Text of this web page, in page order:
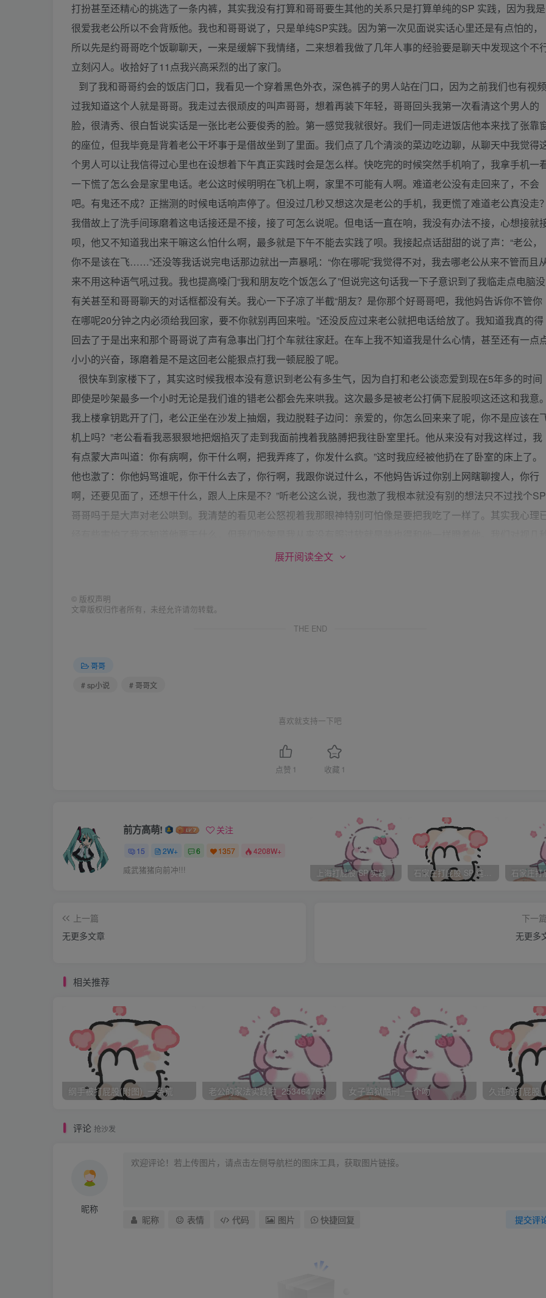
打扮甚至还精心的挑选了一条内裤，其实我没有打算和哥哥要生其他的关系只是打算单纯的SP 实践，因为我是
很爱我老公所以不会背叛他。我也和哥哥说了，只是单纯SP实践。因为第一次见面说实话心里还是有点怕的，
所以先是约哥哥吃个饭聊聊天，一来是缓解下我情绪，二来想着我做了几年人事的经验要是聊天中发现这个不
立刻闪人。收拾好了11点我兴高采烈的出了家门。
到了我和哥哥约会的饭店门口，我看见一个穿着黑色外衣，深色裤子的男人站在门口，因为之前我们也有视频
过我知道这个人就是哥哥。我走过去很顽皮的叫声哥哥，想着再装下年轻，哥哥回头我第一次看清这个男人的
脸，很清秀、很白皙说实话是一张比老公要俊秀的脸。第一感觉我就很好。我们一同走进饭店他本来找了张靠
的座位，但我毕竟是背着老公干坏事于是借故坐到了里面。我们点了几个清淡的菜边吃边聊，从聊天中我觉得
个男人可以让我信得过心里也在设想着下午真正实践时会是怎么样。快吃完的时候突然手机响了，我拿手机一
一下慌了怎么会是家里电话。老公这时候明明在飞机上啊，家里不可能有人啊。难道老公没有走回来了，不会
吧。有鬼还不成？正揣测的时候电话响声停了。但没过几秒又想这次是老公的手机，我更慌了难道老公真没走？
我借故上了洗手间琢磨着这电话接还是不接，接了可怎么说呢。但电话一直在响，我没有办法不接，心想接就
呗，他又不知道我出来干嘛这么怕什么啊，最多就是下午不能去实践了呗。我接起点话甜甜的说了声：“老公，
你不是该在飞……”还没等我话说完电话那边就出一声暴吼：“你在哪呢”我觉得不对，我去哪老公从来不管而且
来不用这种语气吼过我。我也提高嗓门“我和朋友吃个饭怎么了”但说完这句话我一下子意识到了我临走点电脑没
有关甚至和哥哥聊天的对话框都没有关。我心一下子凉了半截“朋友？是你那个好哥哥吧，我他妈告诉你不管你
在哪呢20分钟之内必须给我回家，要不你就别再回来啦。”还没反应过来老公就把电话给放了。我知道我真的得
回去了于是出来和那个哥哥说了声有急事出门打个车就往家赶。在车上我不知道我是什么心情，甚至还有一点
小小的兴奋，琢磨着是不是这回老公能狠点打我一顿屁股了呢。
很快车到家楼下了，其实这时候我根本没有意识到老公有多生气，因为自打和老公谈恋爱到现在5年多的时间
即使是吵架最多一个小时无论是我们谁的错老公都会先来哄我。这次最多是被老公打俩下屁股呗这还这和我意。
我上楼拿钥匙开了门，老公正坐在沙发上抽烟，我边脱鞋子边问：亲爱的，你怎么回来来了呢，你不是应该在
机上吗？”老公看看我恶狠狠地把烟掐灭了走到我面前拽着我胳膊把我往卧室里托。他从来没有对我这样过，我
有点蒙大声叫道：你有病啊，你干什么啊，把我弄疼了，你发什么疯。”这时我应经被他扔在了卧室的床上了。
他也激了：你他妈骂谁呢，你干什么去了，你行啊，我跟你说过什么，不他妈告诉过你别上网瞎聊搜人，你行
啊，还要见面了，还想干什么，跟人上床是不？”听老公这么说，我也激了我根本就没有别的想法只不过找个SP
哥哥吗于是大声对老公哄到。我清楚的看见老公怒视着我那眼神特别可怕像是要把我吃了一样了。其实我心理
钟我知道这回他是真生气了，准备起身先遛等他气消了再说，我刚从床上起来老公一把拽住我又把我扔在了床
屁股打烂了我就不是你老公，我让你再敢给我乱认哥哥，让你在跟别人瞎扯。”我还没有反映过来呢整个人就被
老公扣在床上了，双手被老公按再背后想动都动不了，裤子硬生生的被老公拽下来露出白白的屁股就是这个时
候，我还没有认识到事情的严重，甚至还想着这回能正体会一把什么叫真正的SP了。反正老公发完货就能哄
带抽我。“老公轻点，这个疼咱先换迟子行不，这个太疼了”“疼？你也知道疼？你不就是要疼吗？我今天就让你尝
尝什么叫疼。”接着皮带一下接一下的抽下来，疼的我腿一直在不停的乱蹬。手被老公死死的按着想去挡根本动
正真体会到原来下狠手打是这么疼，我根本受不了“别打了我，受不了了，老公别打了。”“你说我对你多好，在家
你说怎么的就怎么的，你想干什么就干什么你还去给我找什么好哥哥，你行啊，你不就是找打吗，我今天就好好
满足你。老公手里的皮带还是一下接一下的往我屁股上抽，这时我这感觉受不了了，屁股死命的晃动试图想躲下
了一大片。老公什么也没说自己点了跟烟在窗墙抽。这时我才体会到原来我一直渴望的被狠狠的竟然是这种感
觉，我真的受不了了。本来我以为这就结束了，但老公抽完烟就打开衣柜在找什么东西。后来他拿出了个铁质
一架走过来，摆了俩个枕头在床上。“爬上去”他用命令的口吻对我说。天啊不是要拿衣架打我吧，这个打人声音
很小，但一打一道凛子特别疼。“老公，错了，别打了。我真受不了，求你了，别打。”“痛快的，别让我动手啊
把我按在枕头上双手扣在背后，屁股翘的老高。任我怎么挣扎也挣脱不了老公。第一下打下来我都能感觉到顿时
一道凛子起来了，疼的不行“老公，我不敢了，疼，真的疼别打了。”但老公还是一点也没有能消气“疼，你知道
我的聊天记录都看了，现在后老悔了，没事想什么实践找什么哥哥啊：“我错了，我真错了，我再也不敢了，别
都没有了。我以为我快死了的时候老公停手了，把衣架扔在了地上，自己点了跟烟向外走。
我瘫在床上，不知道屁股被打成了什么样，估计应经烂了，现在都不敢动不敢用手去碰，碰一下都钻心的疼。
听见家门响，知道是老公出去了，我趴在床上大哭起来，老公怎么这么狠啊，把我打成这样，我不就是上网去找
个哥哥，我又没有想过要去敢对不起老公的事，老公就这么对我。心里委屈极了，我也终于知道了原来被狠打
这种滋味，和想象的完全不一样，我根本受不了。老公打完我连问都不问一句就把我一个人丢在家里。可能是
样趴在地上动不了。老公我还恨你，你不爱我了。把我打成这样，你不像以前那样心疼了我了。我趴在地上，3
月的广东还是屋里还是很凉的，加上哭了那么久整个人都虚脱了下身都没穿什么冻得感觉直发抖。
血吓了我一大跳。老公马上过来，找来了止血棉和纱布，帮我包扎，这时我才意识到原来是杯子的碎片把我手
展开阅读全文
© 版权声明
文章版权归作者所有，未经允许请勿转载。
THE END
哥哥
# sp小说
# 哥哥文
喜欢就支持一下吧
点赞 1 收藏 1
前方高萌! 关注
15 2W+ 6 1357 4208W+
威武猪猪向前冲!!! 上海打屁股 SP 实践 石家庄打屁股 SP 纯实践
上一篇
无更多文章
下一篇
无更多
相关推荐
纲手被打屁股(附图)_一条荒 老公的家法实践啦_253464763 女子监狱酷刑_一个吻 久违的打屁股_
评论 抢沙发
昵称
提交评
昵称 表情 代码 图片 快捷回复